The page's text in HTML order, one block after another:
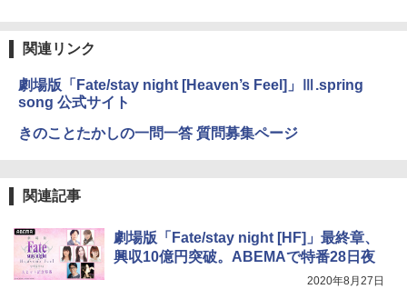
関連リンク
劇場版「Fate/stay night [Heaven’s Feel]」Ⅲ.spring
song 公式サイト
きのことたかしの一問一答 質問募集ページ
関連記事
劇場版「Fate/stay night [HF]」最終章、
興収10億円突破。ABEMAで特番28日夜
2020年8月27日